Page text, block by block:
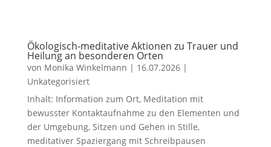
Ökologisch-meditative Aktionen zu Trauer und
Heilung an besonderen Orten
von Monika Winkelmann | 16.07.2026|
Unkategorisiert
Inhalt: Information zum Ort, Meditation mit
bewusster Kontaktaufnahme zu den Elementen und
der Umgebung, Sitzen und Gehen in Stille,
meditativer Spaziergang mit Schreibpausen